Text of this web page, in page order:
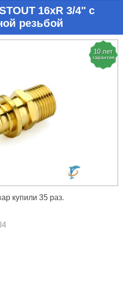
16xR 3/4" с
резьбой
10 лет
гарантия
купили 35 раз.